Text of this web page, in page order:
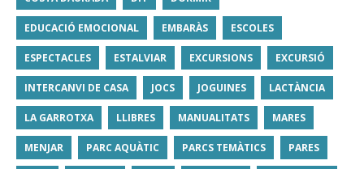
EDUCACIÓ EMOCIONAL EMBARÀS ESCOLES
ESPECTACLES ESTALVIAR EXCURSIONS EXCURSIÓ
INTERCANVI DE CASA JOCS JOGUINES LACTÀNCIA
LA GARROTXA LLIBRES MANUALITATS MARES
MENJAR PARC AQUÀTIC PARCS TEMÀTICS PARES